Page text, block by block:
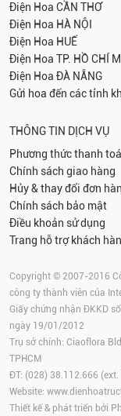
Điện Hoa CẦN THƠ
Điện Hoa HÀ NỘI
Điện Hoa HUẾ
Điện Hoa TP. HỒ CHÍ
Điện Hoa ĐÀ NẴNG
Gửi hoa đến các tỉnh
THÔNG TIN DỊCH VỤ
Phương thức thanh
Chính sách giao hàng
Hủy & thay đổi đơn
Chính sách bảo mật
Điều khoản sử dụng
Trang hỗ trợ khách
Copyright © 2007-2016
công ty thành viên của
Giấy chứng nhận ĐKKD
ngày 19/01/2012
Trụ sở chính: Ciaoflora
TPHCM
ĐT: (028) 38.112.666 (ext.
Website:
Thiết kế & phát triển bởi